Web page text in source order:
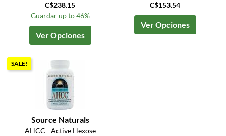
C$238.15
Guardar up to 46%
Ver Opciones
C$153.54
Ver Opciones
SALE!
Source Naturals
AHCC - Active Hexose